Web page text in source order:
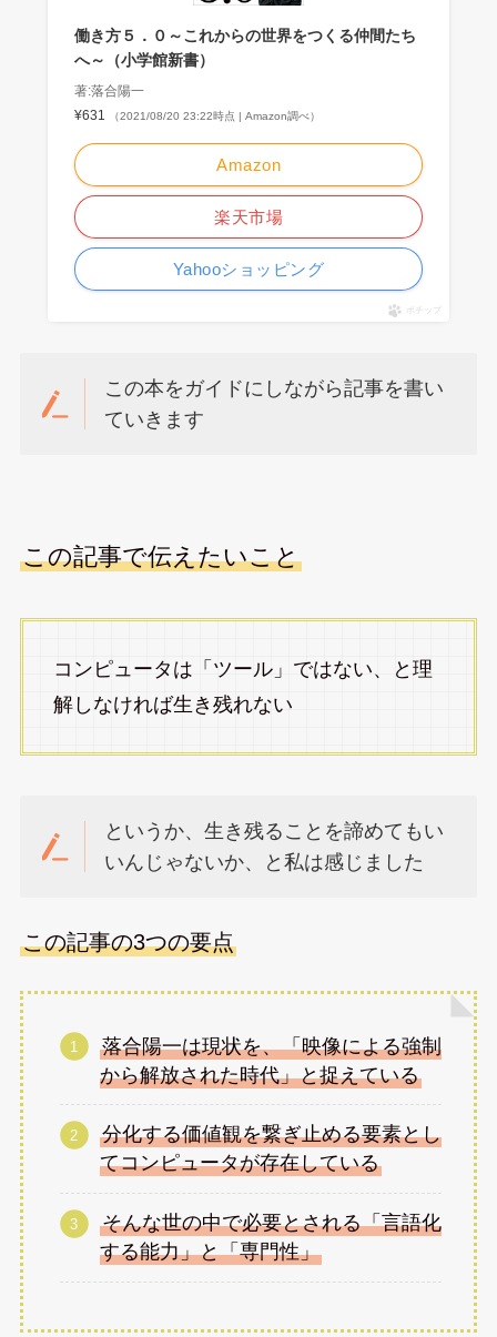
働き方５．０～これからの世界をつくる仲間たち
へ～（小学館新書）
著:落合陽一
¥631
（2021/08/20 23:22時点 | Amazon調べ）
Amazon
楽天市場
Yahooショッピング
ポチップ
この本をガイドにしながら記事を書い
ていきます
この記事で伝えたいこと
コンピュータは「ツール」ではない、と理
解しなければ生き残れない
というか、生き残ることを諦めてもい
いんじゃないか、と私は感じました
この記事の3つの要点
落合陽一は現状を、「映像による強制
から解放された時代」と捉えている
分化する価値観を繋ぎ止める要素とし
てコンピュータが存在している
そんな世の中で必要とされる「言語化
する能力」と「専門性」